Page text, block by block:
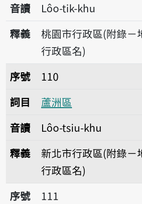
音讀
Lôo-tik-khu
釋義
桃園市行政區(附錄－
行政區名)
序號110蘆洲區
序號
110
詞目
蘆洲區
音讀
Lôo-tsiu-khu
釋義
新北市行政區(附錄－
行政區名)
序號111路竹區
序號
111